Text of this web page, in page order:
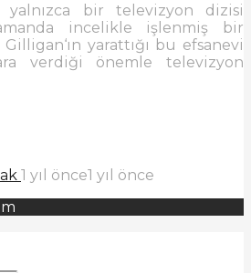
yalnızca bir televizyon dizisi
incelikle işlenmiş bir
Gilligan‘ın yarattığı bu efsanevi
verdiği önemle televizyon
1 yıl önce1 yıl önce